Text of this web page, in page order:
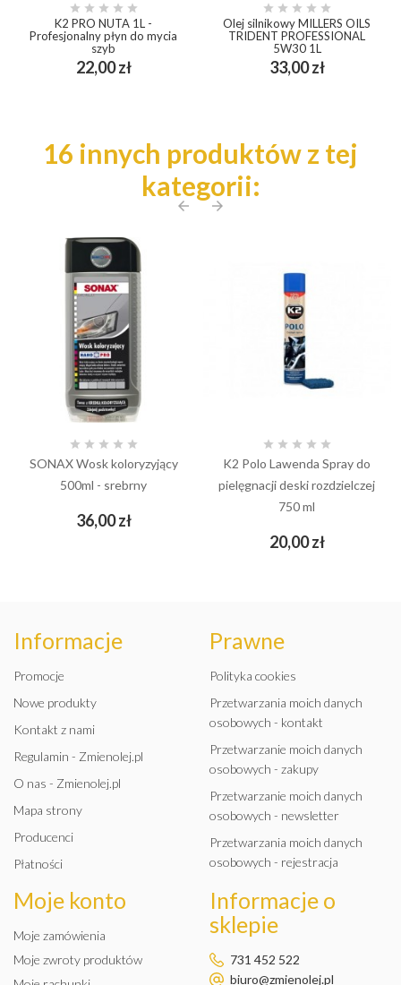
    
K2 PRO NUTA 1L -
Profesjonalny płyn do mycia
szyb
22,00 złCena
    
Olej silnikowy MILLERS OILS
TRIDENT PROFESSIONAL
5W30 1L
33,00 złCena
16 innych produktów z tej
kategorii:
arrow_back arrow_forward
    
SONAX Wosk koloryzyjący
500ml - srebrny
36,00 złCena
    
K2 Polo Lawenda Spray do
pielęgnacji deski rozdzielczej
750 ml
20,00 złCena
Informacje
Promocje
Nowe produkty
Kontakt z nami
Regulamin - Zmienolej.pl
O nas - Zmienolej.pl
Mapa strony
Producenci
Płatności
Prawne
Polityka cookies
Przetwarzania moich danych
osobowych - kontakt
Przetwarzanie moich danych
osobowych - zakupy
Przetwarzanie moich danych
osobowych - newsletter
Przetwarzania moich danych
osobowych - rejestracja
Moje konto
Moje zamówienia
Moje zwroty produktów
Informacje o
sklepie
731 452 522
biuro@zmienolej.pl